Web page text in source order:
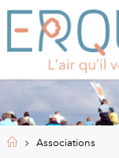
Skip
content
HomeAssociations